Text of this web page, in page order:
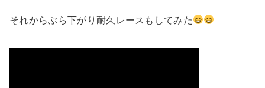
それからぶら下がり耐久レースもしてみた